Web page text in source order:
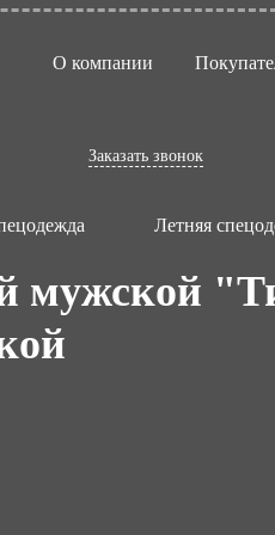
О компании
Заказать звонок
Летняя
мужской